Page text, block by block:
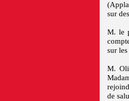
sur
M. le
sur
M.
de